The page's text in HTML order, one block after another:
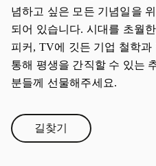
념하고 싶은 모든 기념일을
되어 있습니다. 시대를 초월
피커, TV에 깃든 기업 철학
통해 평생을 간직할 수 있는
분들께 선물해주세요.
길찾기Link Opens in New Tab